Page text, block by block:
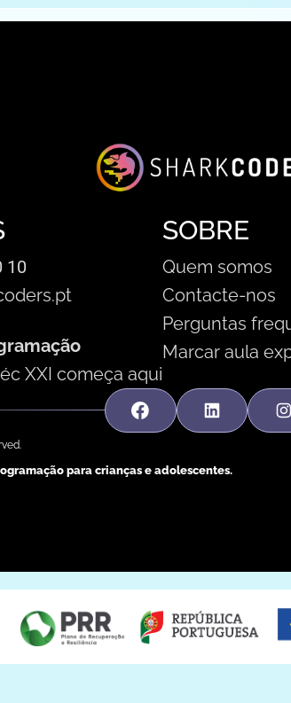
10
XXI começa aqui
SOBRE
Quem somos
Contacte-nos
Perguntas
Marcar aula
para crianças e adolescentes.